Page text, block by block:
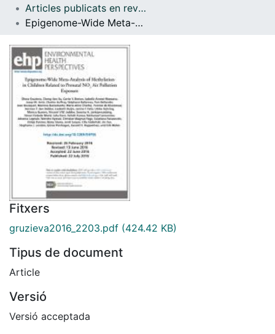
Contacte
Articles publicats en revistes (ISGlobal)
Epigenome-Wide Meta-Analysis of Methylation in Children Related to Prenatal NO2 Air Pollution Exposure
Fitxers
gruzieva2016_2203.pdf (424.42 KB)
Tipus de document
Article
Versió
Versió acceptada